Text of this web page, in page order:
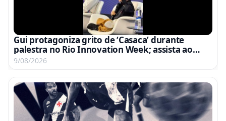
Gui protagoniza grito de ‘Casaca’ durante
palestra no Rio Innovation Week; assista ao
vídeo
9/08/2026